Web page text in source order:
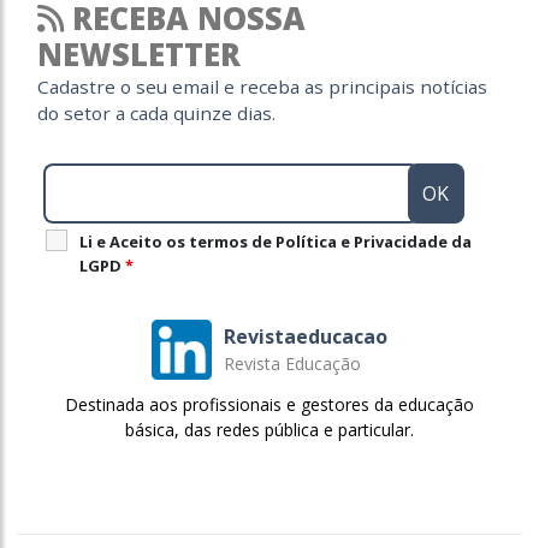
RECEBA NOSSA
NEWSLETTER
Cadastre o seu email e receba as principais notícias
do setor a cada quinze dias.
Li e Aceito os termos de Política e Privacidade da
LGPD *
Revistaeducacao
Revista Educação
Destinada aos profissionais e gestores da educação
básica, das redes pública e particular.